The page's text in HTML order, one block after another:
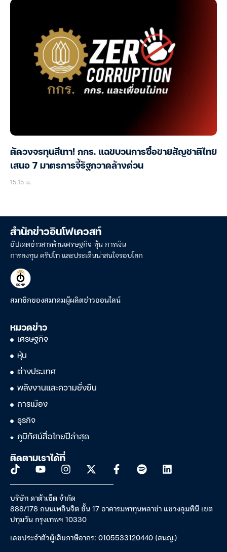
ตัดวงจรทุนสีเทา! กกร. แฉขบวนการซื้อขายสัญชาติไทย
เสนอ 7 มาตรการจี้รัฐกวาดล้างด่วน
15:15 น.
สำนักข่าวอินโฟเควสท์
อัปเดตข่าวสารด้านเศรษฐกิจ หุ้น การเงิน
การลงทุน คริปโท และประเด็นน่าสนใจรอบโลก
สมาชิกของสมาคมผู้ผลิตข่าวออนไลน์
หมวดข่าว
เศรษฐกิจ
หุ้น
ต่างประเทศ
พลังงานและความยั่งยืน
การเมือง
ธุรกิจ
ภูมิทัศน์สื่อไทยปีล่าสุด
ติดตามเราได้ที่
บริษัท ดาต้าเซ็ต จำกัด
888/178 ถนนเพลินจิต ชั้น 17 อาคารมหาทุนพลาซ่า แขวงลุมพินี เขต
ปทุมวัน กรุงเทพฯ 10330
เลขประจำตัวผู้เสียภาษีอากร: 0105533120440 (สนญ.)